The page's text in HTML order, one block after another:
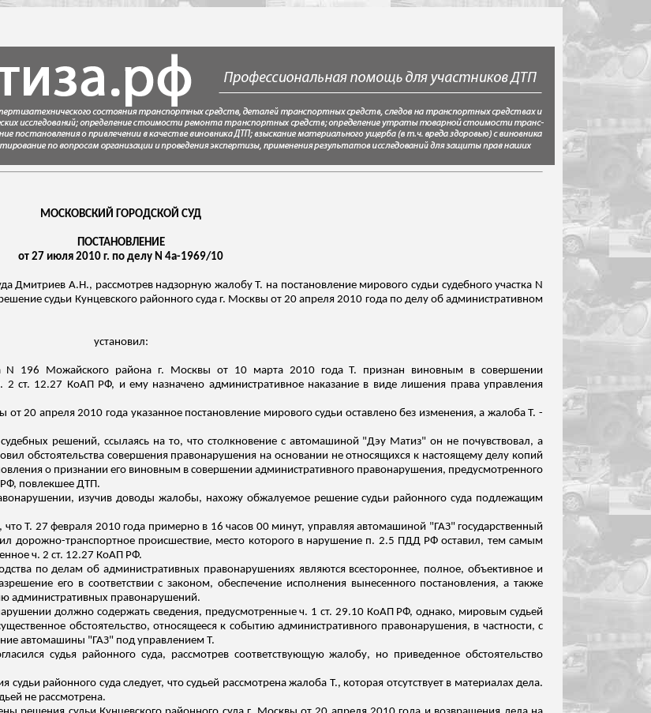
МОСКОВСКИЙ ГОРОДСКОЙ СУД
ПОСТАНОВЛЕНИЕ
от 27 июля 2010 г. по делу N 4а-1969/10
Дмитриев А.Н., рассмотрев надзорную жалобу Т. на постановление мирового судьи судебного участка N
судьи Кунцевского районного суда г. Москвы от 20 апреля 2010 года по делу об административном
установил:
N 196 Можайского района г. Москвы от 10 марта 2010 года Т. признан виновным в совершении
2 ст. 12.27 КоАП РФ, и ему назначено административное наказание в виде лишения права управления
от 20 апреля 2010 года указанное постановление мирового судьи оставлено без изменения, а жалоба Т. -
решений, ссылаясь на то, что столкновение с автомашиной "Дэу Матиз" он не почувствовал, а
обстоятельства совершения правонарушения на основании не относящихся к настоящему делу копий
о признании его виновным в совершении административного правонарушения, предусмотренного
повлекшее ДТП.
изучив доводы жалобы, нахожу обжалуемое решение судьи районного суда подлежащим
Т. 27 февраля 2010 года примерно в 16 часов 00 минут, управляя автомашиной "ГАЗ" государственный
дорожно-транспортное происшествие, место которого в нарушение п. 2.5 ПДД РФ оставил, тем самым
ч. 2 ст. 12.27 КоАП РФ.
по делам об административных правонарушениях являются всестороннее, полное, объективное и
его в соответствии с законом, обеспечение исполнения вынесенного постановления, а также
административных правонарушений.
должно содержать сведения, предусмотренные ч. 1 ст. 29.10 КоАП РФ, однако, мировым судьей
обстоятельство, относящееся к событию административного правонарушения, в частности, с
автомашины "ГАЗ" под управлением Т.
судья районного суда, рассмотрев соответствующую жалобу, но приведенное обстоятельство
районного суда следует, что судьей рассмотрена жалоба Т., которая отсутствует в материалах дела.
не рассмотрена.